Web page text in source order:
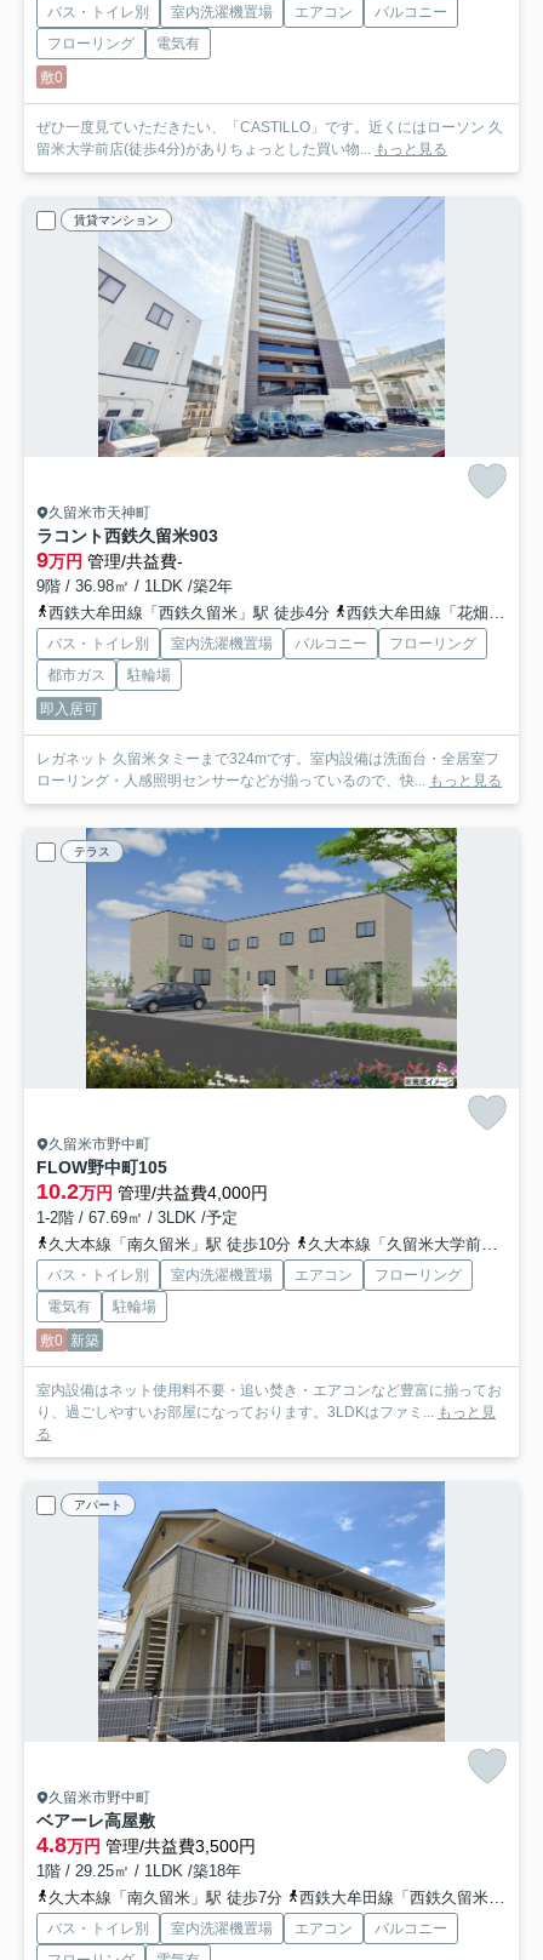
バス・トイレ別 室内洗濯機置場 エアコン
バルコニー
フローリング
電気有
敷0
ぜひ一度見ていただきたい、「CASTILLO」です。近くにはローソン 久
留米大学前店(徒歩4分)がありちょっとした買い物...
もっと見る
賃貸マンション
久留米市天神町
ラコント西鉄久留米903
9万円 管理/共益費-
9階 / 36.98㎡ / 1LDK /築2年
西鉄大牟田線「西鉄久留米」駅 徒歩4分
西鉄大牟田線「花畑」駅 徒歩9分
バス・トイレ別 室内洗濯機置場 バルコニー
フローリング
都市ガス
駐輪場
即入居可
レガネット 久留米タミーまで324mです。室内設備は洗面台・全居室フ
ローリング・人感照明センサーなどが揃っているので、快...
もっと見る
テラス
久留米市野中町
FLOW野中町105
10.2万円 管理/共益費4,000円
1-2階 / 67.69㎡ / 3LDK /予定
久大本線「南久留米」駅 徒歩10分
久大本線「久留米大学前」駅 徒歩20分
バス・トイレ別 室内洗濯機置場 エアコン
フローリング
電気有
駐輪場
敷0 新築
室内設備はネット使用料不要・追い焚き・エアコンなど豊富に揃ってお
り、過ごしやすいお部屋になっております。3LDKはファミ...
もっと見
る
アパート
久留米市野中町
ベアーレ高屋敷
4.8万円 管理/共益費3,500円
1階 / 29.25㎡ / 1LDK /築18年
久大本線「南久留米」駅 徒歩7分
西鉄大牟田線「西鉄久留米」駅 徒歩14分
バス・トイレ別 室内洗濯機置場 エアコン
バルコニー